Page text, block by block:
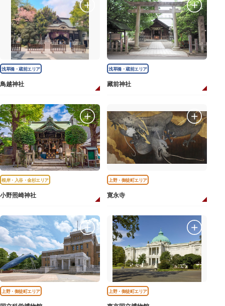
浅草橋・蔵前エリア
鳥越神社
浅草橋・蔵前エリア
藏前神社
根岸・入谷・金杉エリア
小野照崎神社
上野・御徒町エリア
寛永寺
上野・御徒町エリア 上野・御徒町エリア